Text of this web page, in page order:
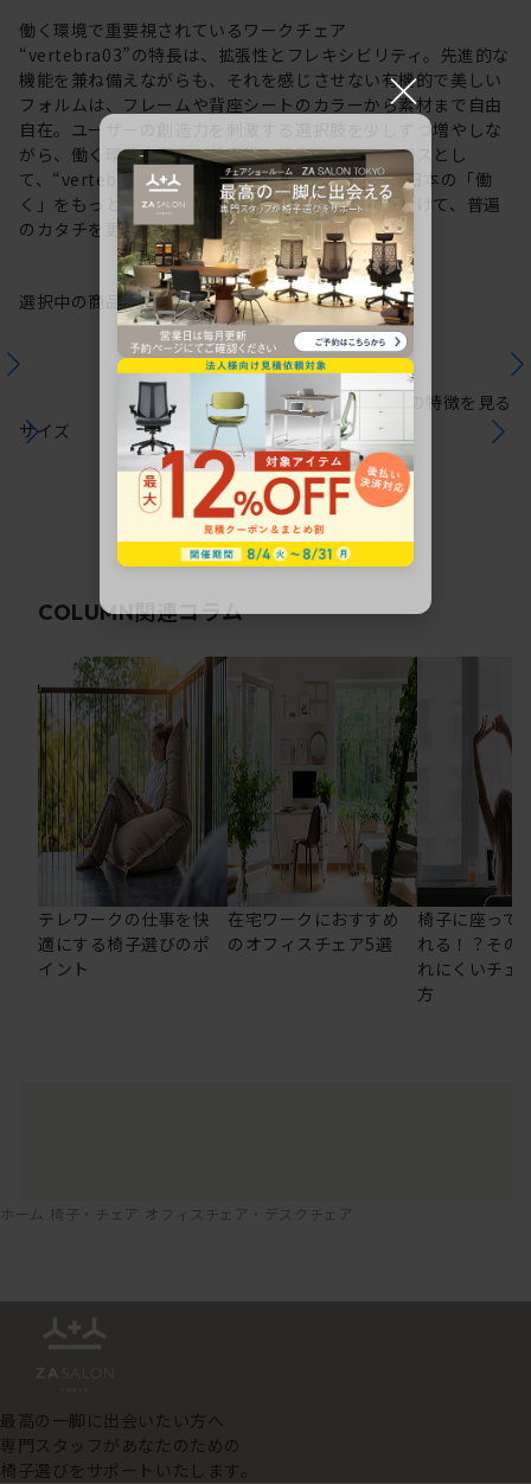
働く環境で重要視されているワークチェア
“vertebra03”の特長は、拡張性とフレキシビリティ。先進的な
機能を兼ね備えながらも、それを感じさせない有機的で美しい
フォルムは、フレームや背座シートのカラーから素材まで自由
自在。ユーザーの創造力を刺激する選択肢を少しずつ増やしな
がら、働く環境や個人の美意識を投影するキャンバスとし
て、“vertebra03”をアップデートしてきました。日本の「働
く」をもっと自由に。これからも私たちは未来に向けて、普遍
のカタチを更新していきます。
選択中の商品情報保証注意事項
サイズ
シリーズの特徴を見る
COLUMN関連コラム
テレワークの仕事を快
適にする椅子選びのポ
イント
在宅ワークにおすすめ
のオフィスチェア5選
椅子に座って
れる！？その
れにくいチェ
方
ホーム 椅子・チェア オフィスチェア・デスクチェア
最高の一脚に出会いたい方へ
専門スタッフがあなたのための
椅子選びをサポートいたします。
×